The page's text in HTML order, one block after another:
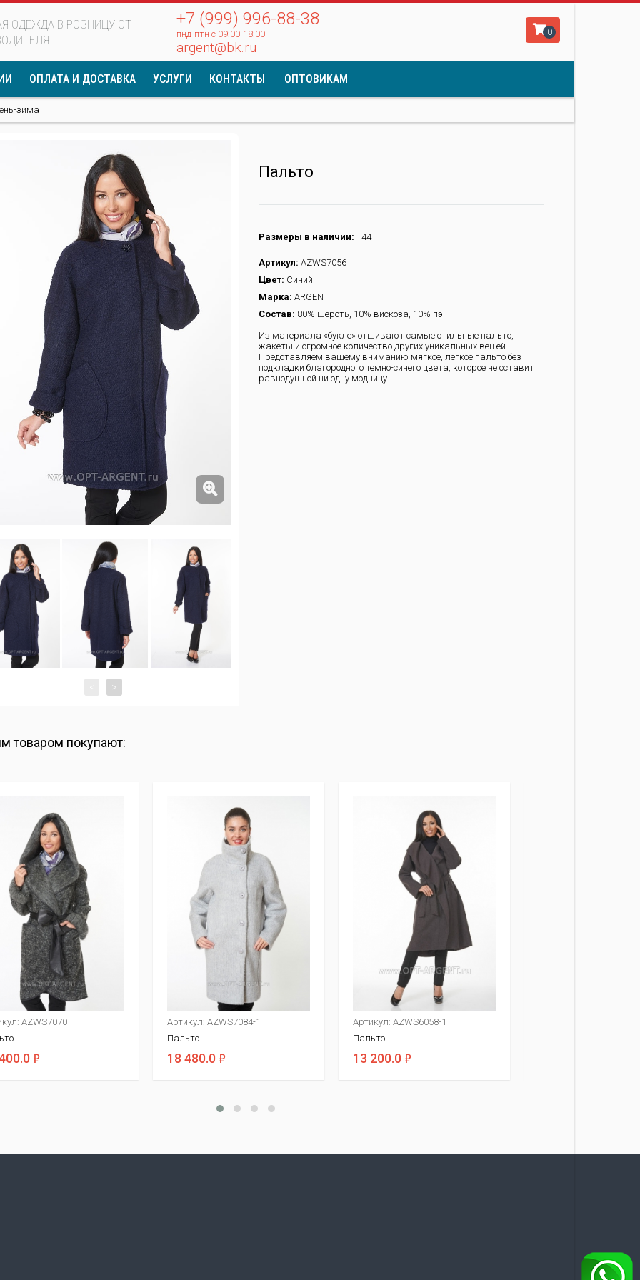
ОДЕЖДА В РОЗНИЦУ ОТ
+7 (999) 996-88-38
пнд-птн с 09:00-18:00
argent@bk.ru
0
ОПЛАТА И ДОСТАВКА УСЛУГИ КОНТАКТЫ ОПТОВИКАМ
зима
>
Пальто
Размеры в наличии: 44
Артикул: AZWS7056
Цвет: Синий
Марка: ARGENT
Состав: 80% шерсть, 10% вискоза, 10% пэ
Из материала «букле» отшивают самые стильные пальто,
жакеты и огромное количество других уникальных вещей.
Представляем вашему вниманию мягкое, легкое пальто без
подкладки благородного темно-синего цвета, которое не оставит
равнодушной ни одну модницу.
товаром покупают:
AZWS7070
ф
Артикул: AZWS7084-1
Пальто
18 480.0 ф
Артикул: AZWS6058-1
Пальто
13 200.0 ф